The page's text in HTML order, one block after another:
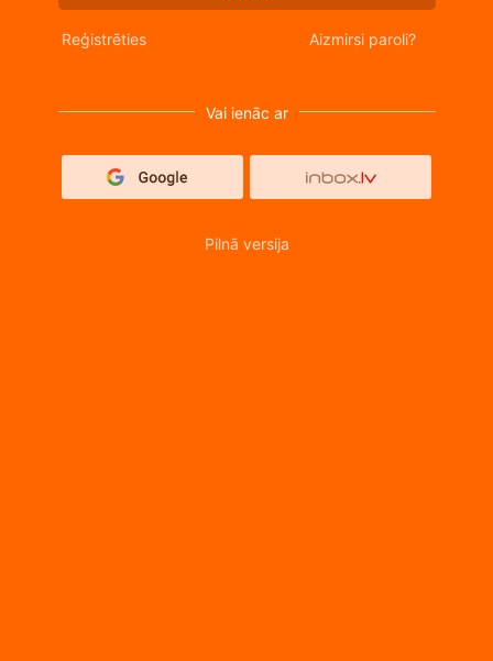
Reģistrēties Aizmirsi paroli?
Vai ienāc ar
Pilnā versija